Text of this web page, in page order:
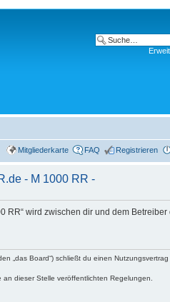
Mitgliederkarte FAQ Registrieren
- M 1000 RR -
RR“ wird zwischen dir und dem Betreiber
„das Board“) schließt du einen
dieser Stelle veröffentlichten Regelungen.